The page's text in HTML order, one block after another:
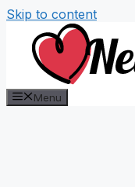
Skip to content
Menu